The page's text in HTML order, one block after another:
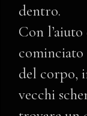
dentro.
Con
del corpo,
vecchi